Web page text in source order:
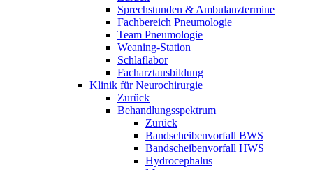
Sprechstunden & Ambulanztermine
Fachbereich Pneumologie
Team Pneumologie
Weaning-Station
Schlaflabor
Facharztausbildung
Klinik für Neurochirurgie
Zurück
Behandlungsspektrum
Zurück
Bandscheibenvorfall BWS
Bandscheibenvorfall HWS
Hydrocephalus